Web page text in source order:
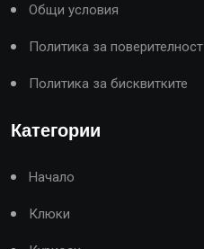
Общи условия
Политика за поверителност
Политика за бисквитките
Категории
Начало
Клюки